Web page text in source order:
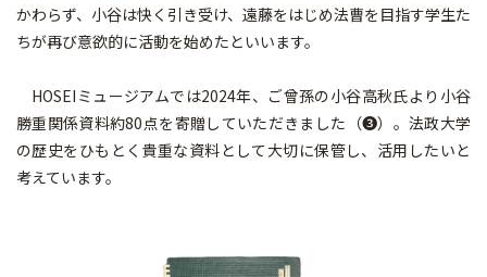
かわらず、小谷は快く引き受け、遠藤をはじめ法曹を目指す学生た
ちが再び意欲的に活動を始めたといいます。
HOSEIミュージアムでは2024年、ご曾孫の小谷高秋氏より小谷
勝重関係資料約80点を寄贈していただきました（❸）。法政大学
の歴史をひもとく貴重な資料として大切に保管し、活用したいと
考えています。